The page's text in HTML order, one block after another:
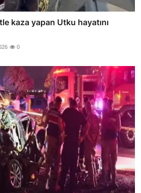
kaza yapan Utku hayatını
0